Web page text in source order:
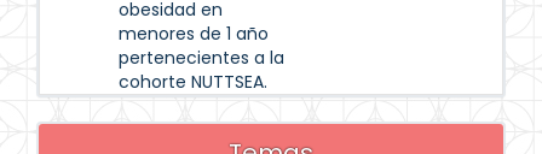
obesidad en
menores de 1 año
pertenecientes a la
cohorte NUTTSEA.